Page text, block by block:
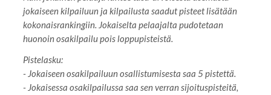
jokaiseen kilpailuun ja kilpailusta saadut pisteet lisätään
kokonaisrankingiin. Jokaiselta pelaajalta pudotetaan
huonoin osakilpailu pois loppupisteistä.
Pistelasku:
- Jokaiseen osakilpailuun osallistumisesta saa 5 pistettä.
- Jokaisessa osakilpailussa saa sen verran sijoituspisteitä,